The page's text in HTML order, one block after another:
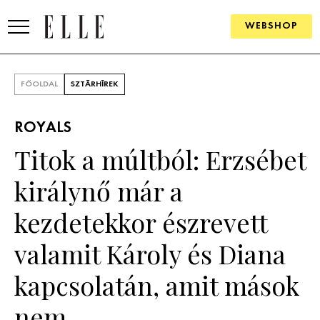
WEBSHOP
SZÉPSÉG
PSZICHÉ
ÉLETMÓD
FŐOLDAL SZTÁRHÍREK
ROYALS
Titok a múltból: Erzsébet
királynő már a
kezdetekkor észrevett
valamit Károly és Diana
kapcsolatán, amit mások